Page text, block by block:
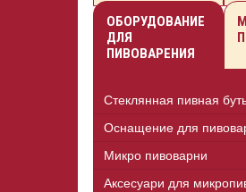
ОБОРУДОВАНИЕ
ДЛЯ
ПИВОВАРЕНИЯ
Стеклянная пивная
Оснащение для
Микро пивоварни
Аксесуари для